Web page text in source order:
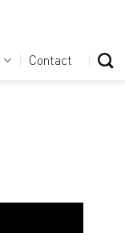
Contact